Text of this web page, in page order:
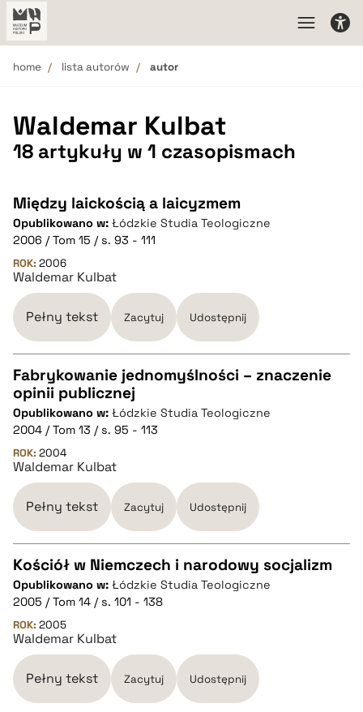
home lista autorów autor
Waldemar Kulbat
18 artykuły w 1 czasopismach
Między laickością a laicyzmem
Opublikowano w: Łódzkie Studia Teologiczne
2006 / Tom 15 / s. 93 - 111
ROK: 2006
Waldemar Kulbat
Pełny tekst Zacytuj Udostępnij
CZYSTY TEKST
pobierz cytat
BIBTEX
pobierz cytat
Fabrykowanie jednomyślności – znaczenie
opinii publicznej
Opublikowano w: Łódzkie Studia Teologiczne
2004 / Tom 13 / s. 95 - 113
ROK: 2004
Waldemar Kulbat
Pełny tekst Zacytuj Udostępnij
CZYSTY TEKST
pobierz cytat
Kościół w Niemczech i narodowy socjalizm
Opublikowano w: Łódzkie Studia Teologiczne
2005 / Tom 14 / s. 101 - 138
ROK: 2005
Waldemar Kulbat
Pełny tekst Zacytuj Udostępnij